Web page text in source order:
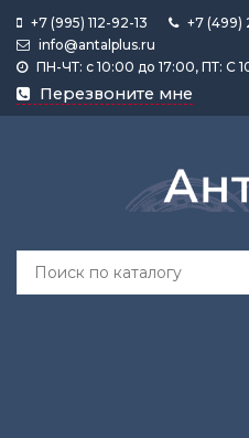
+7 (995) 112-92-13
+7 (499)
info@antalplus.ru
ПН-ЧТ: с 10:00 до 17:00, ПТ: С
Перезвоните мне
Каталог
продукции
Лента